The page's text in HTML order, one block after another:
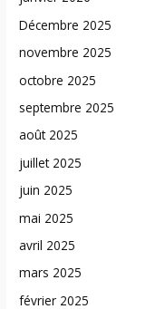
Décembre 2025
novembre 2025
octobre 2025
septembre 2025
août 2025
juillet 2025
juin 2025
mai 2025
avril 2025
mars 2025
février 2025